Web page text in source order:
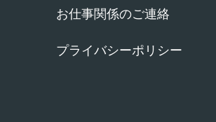
お仕事関係のご連絡
プライバシーポリシー